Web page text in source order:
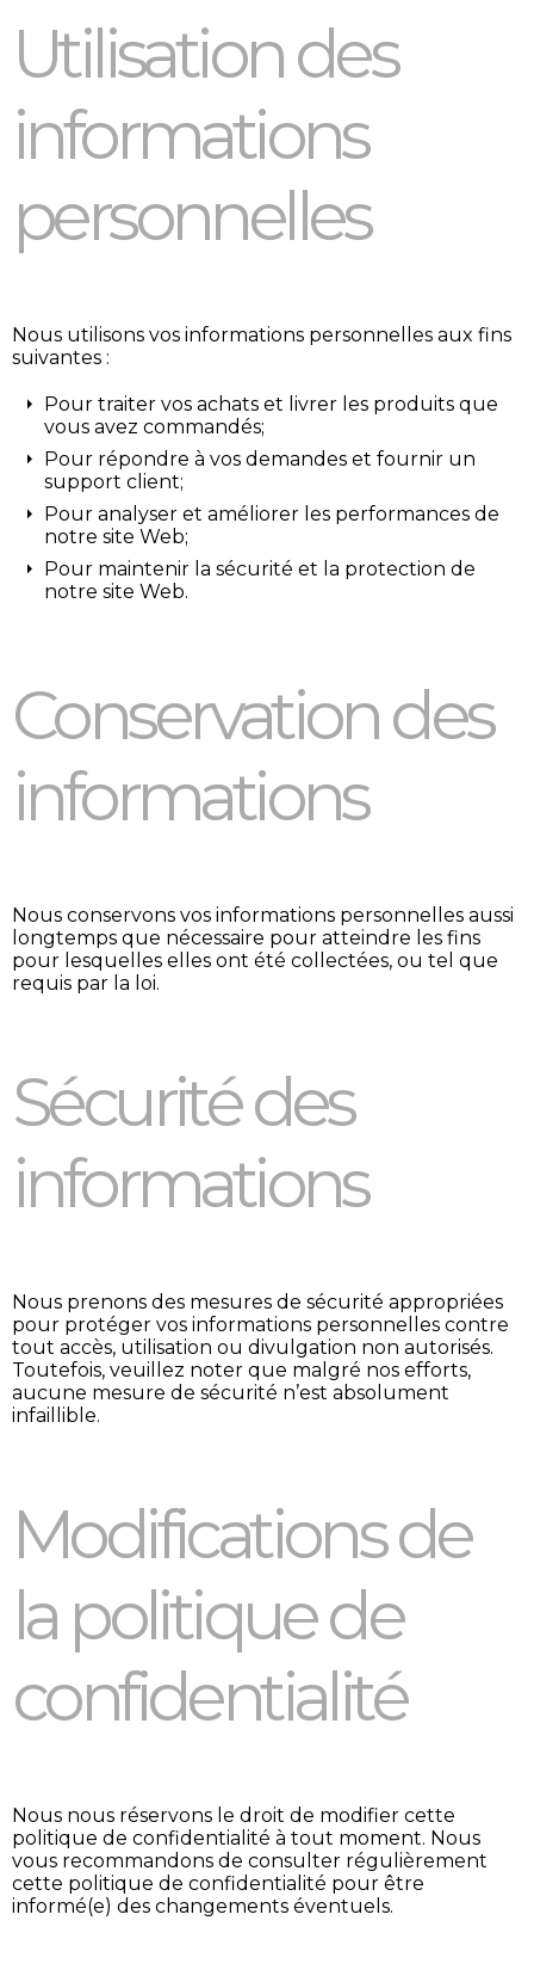
Utilisation des
informations
personnelles
Nous utilisons vos informations personnelles aux fins
suivantes :
Pour traiter vos achats et livrer les produits que
vous avez commandés;
Pour répondre à vos demandes et fournir un
support client;
Pour analyser et améliorer les performances de
notre site Web;
Pour maintenir la sécurité et la protection de
notre site Web.
Conservation des
informations
Nous conservons vos informations personnelles aussi
longtemps que nécessaire pour atteindre les fins
pour lesquelles elles ont été collectées, ou tel que
requis par la loi.
Sécurité des
informations
Nous prenons des mesures de sécurité appropriées
pour protéger vos informations personnelles contre
tout accès, utilisation ou divulgation non autorisés.
Toutefois, veuillez noter que malgré nos efforts,
aucune mesure de sécurité n’est absolument
infaillible.
Modifications de
la politique de
confidentialité
Nous nous réservons le droit de modifier cette
politique de confidentialité à tout moment. Nous
vous recommandons de consulter régulièrement
cette politique de confidentialité pour être
informé(e) des changements éventuels.